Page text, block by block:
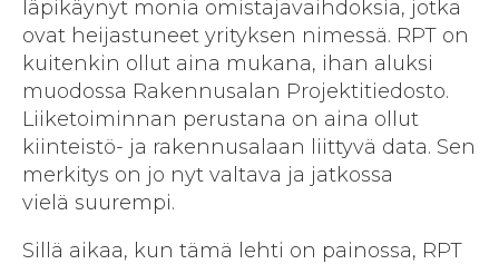
läpikäynyt monia omistajavaihdoksia, jotka
ovat heijastuneet yrityksen nimessä. RPT on
kuitenkin ollut aina mukana, ihan aluksi
muodossa Rakennusalan Projektitiedosto.
Liiketoiminnan perustana on aina ollut
kiinteistö- ja rakennusalaan liittyvä data. Sen
merkitys on jo nyt valtava ja jatkossa
vielä suurempi.
Sillä aikaa, kun tämä lehti on painossa, RPT